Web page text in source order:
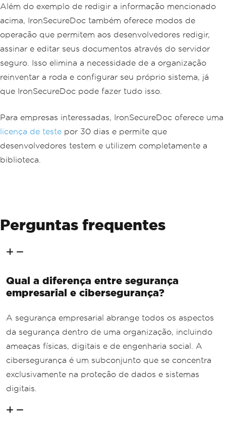
Além do exemplo de redigir a informação mencionado
acima, IronSecureDoc também oferece modos de
operação que permitem aos desenvolvedores redigir,
assinar e editar seus documentos através do servidor
seguro. Isso elimina a necessidade de a organização
reinventar a roda e configurar seu próprio sistema, já
que IronSecureDoc pode fazer tudo isso.
Para empresas interessadas, IronSecureDoc oferece uma
licença de teste por 30 dias e permite que
desenvolvedores testem e utilizem completamente a
biblioteca.
Perguntas frequentes
Qual a diferença entre segurança
empresarial e cibersegurança?
A segurança empresarial abrange todos os aspectos
da segurança dentro de uma organização, incluindo
ameaças físicas, digitais e de engenharia social. A
cibersegurança é um subconjunto que se concentra
exclusivamente na proteção de dados e sistemas
digitais.